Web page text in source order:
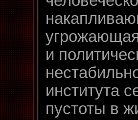
и
института
пустоты в